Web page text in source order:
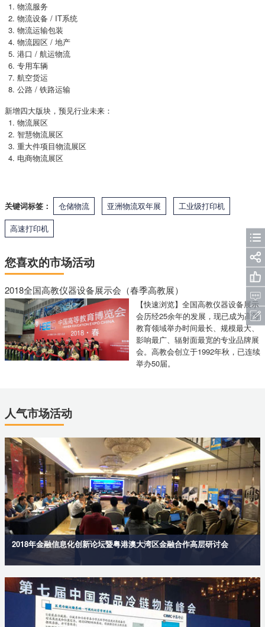
物流服务
物流设备 / IT系统
物流运输包装
物流园区 / 地产
港口 / 航运物流
专用车辆
航空货运
公路 / 铁路运输
新增四大版块，预见行业未来：
物流展区
智慧物流展区
重大件项目物流展区
电商物流展区
关键词标签： 仓储物流 亚洲物流双年展
工业级打印机
高速打印机
您喜欢的市场活动
2018全国高教仪器设备展示会（春季高教展）
【快速浏览】全国高教仪器设备展示
会历经25余年的发展，现已成为高等
教育领域举办时间最长、规模最大、
影响最广、辐射面最宽的专业品牌展
会。高教会创立于1992年秋，已连续
举办50届。
人气市场活动
2018年金融信息化创新论坛暨粤港澳大湾区金融合作高层研讨会